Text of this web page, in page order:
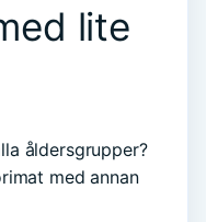
lite
åldersgrupper?
med annan